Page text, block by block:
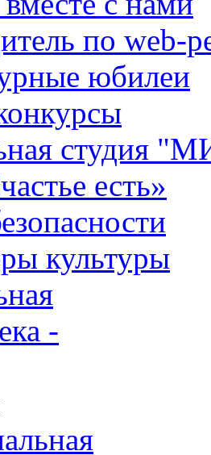
по web-
юбилеи
студия
есть»
культуры